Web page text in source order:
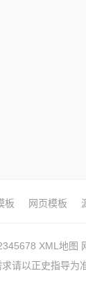
板 网页模板
XML地图
请以正史指导为